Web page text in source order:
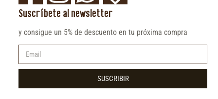
Suscríbete al newsletter
y consigue un 5% de descuento en tu próxima compra
SUSCRIBIR